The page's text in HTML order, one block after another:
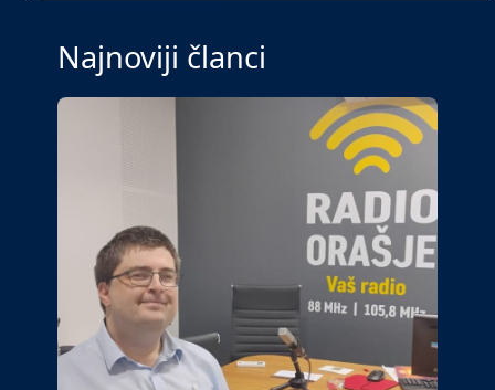
Najnoviji članci